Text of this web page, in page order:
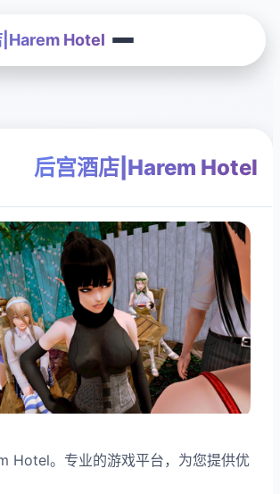
|Harem Hotel
后宫酒店|Harem Hotel
Hotel。专业的游戏平台，为您提供优